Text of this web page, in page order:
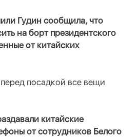
Гудин сообщила, что
на борт президентского
от китайских
посадкой все вещи
китайские
от сотрудников Белого